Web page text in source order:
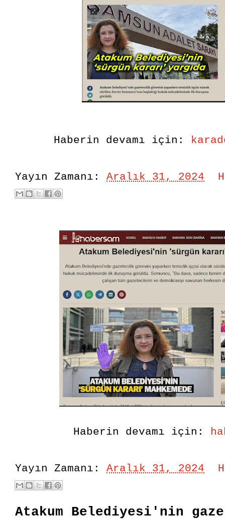
Haberin devamı için:
Yayın Zamanı: Aralık 31, 2024
Haberin devamı için:
Yayın Zamanı: Aralık 31, 2024
Atakum Belediyesi'nin